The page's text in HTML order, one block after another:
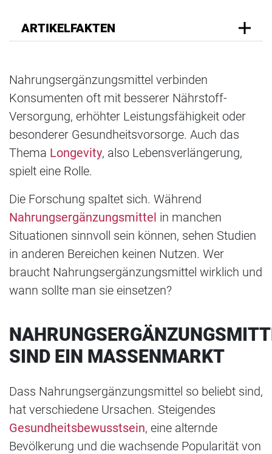
ARTIKELFAKTEN
Nahrungsergänzungsmittel verbinden
Konsumenten oft mit besserer Nährstoff-
Versorgung, erhöhter Leistungsfähigkeit oder
besonderer Gesundheitsvorsorge. Auch das
Thema Longevity, also Lebensverlängerung,
spielt eine Rolle.
Die Forschung spaltet sich. Während
Nahrungsergänzungsmittel in manchen
Situationen sinnvoll sein können, sehen Studien
in anderen Bereichen keinen Nutzen. Wer
braucht Nahrungsergänzungsmittel wirklich und
wann sollte man sie einsetzen?
SIND EIN MASSENMARKT
Dass Nahrungsergänzungsmittel so beliebt sind,
hat verschiedene Ursachen. Steigendes
Gesundheitsbewusstsein, eine alternde
Bevölkerung und die wachsende Popularität von